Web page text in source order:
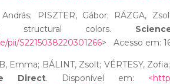
PISZTER, Gábor; RÁZGA,
structural colors.
S2215038220301266> Acesso em:
Emma; BÁLINT, Zsolt; VÉRTESY,
Direct. Disponível em: